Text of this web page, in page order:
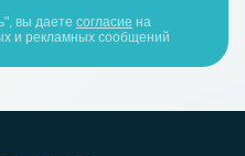
вы даете согласие на
и рекламных сообщений